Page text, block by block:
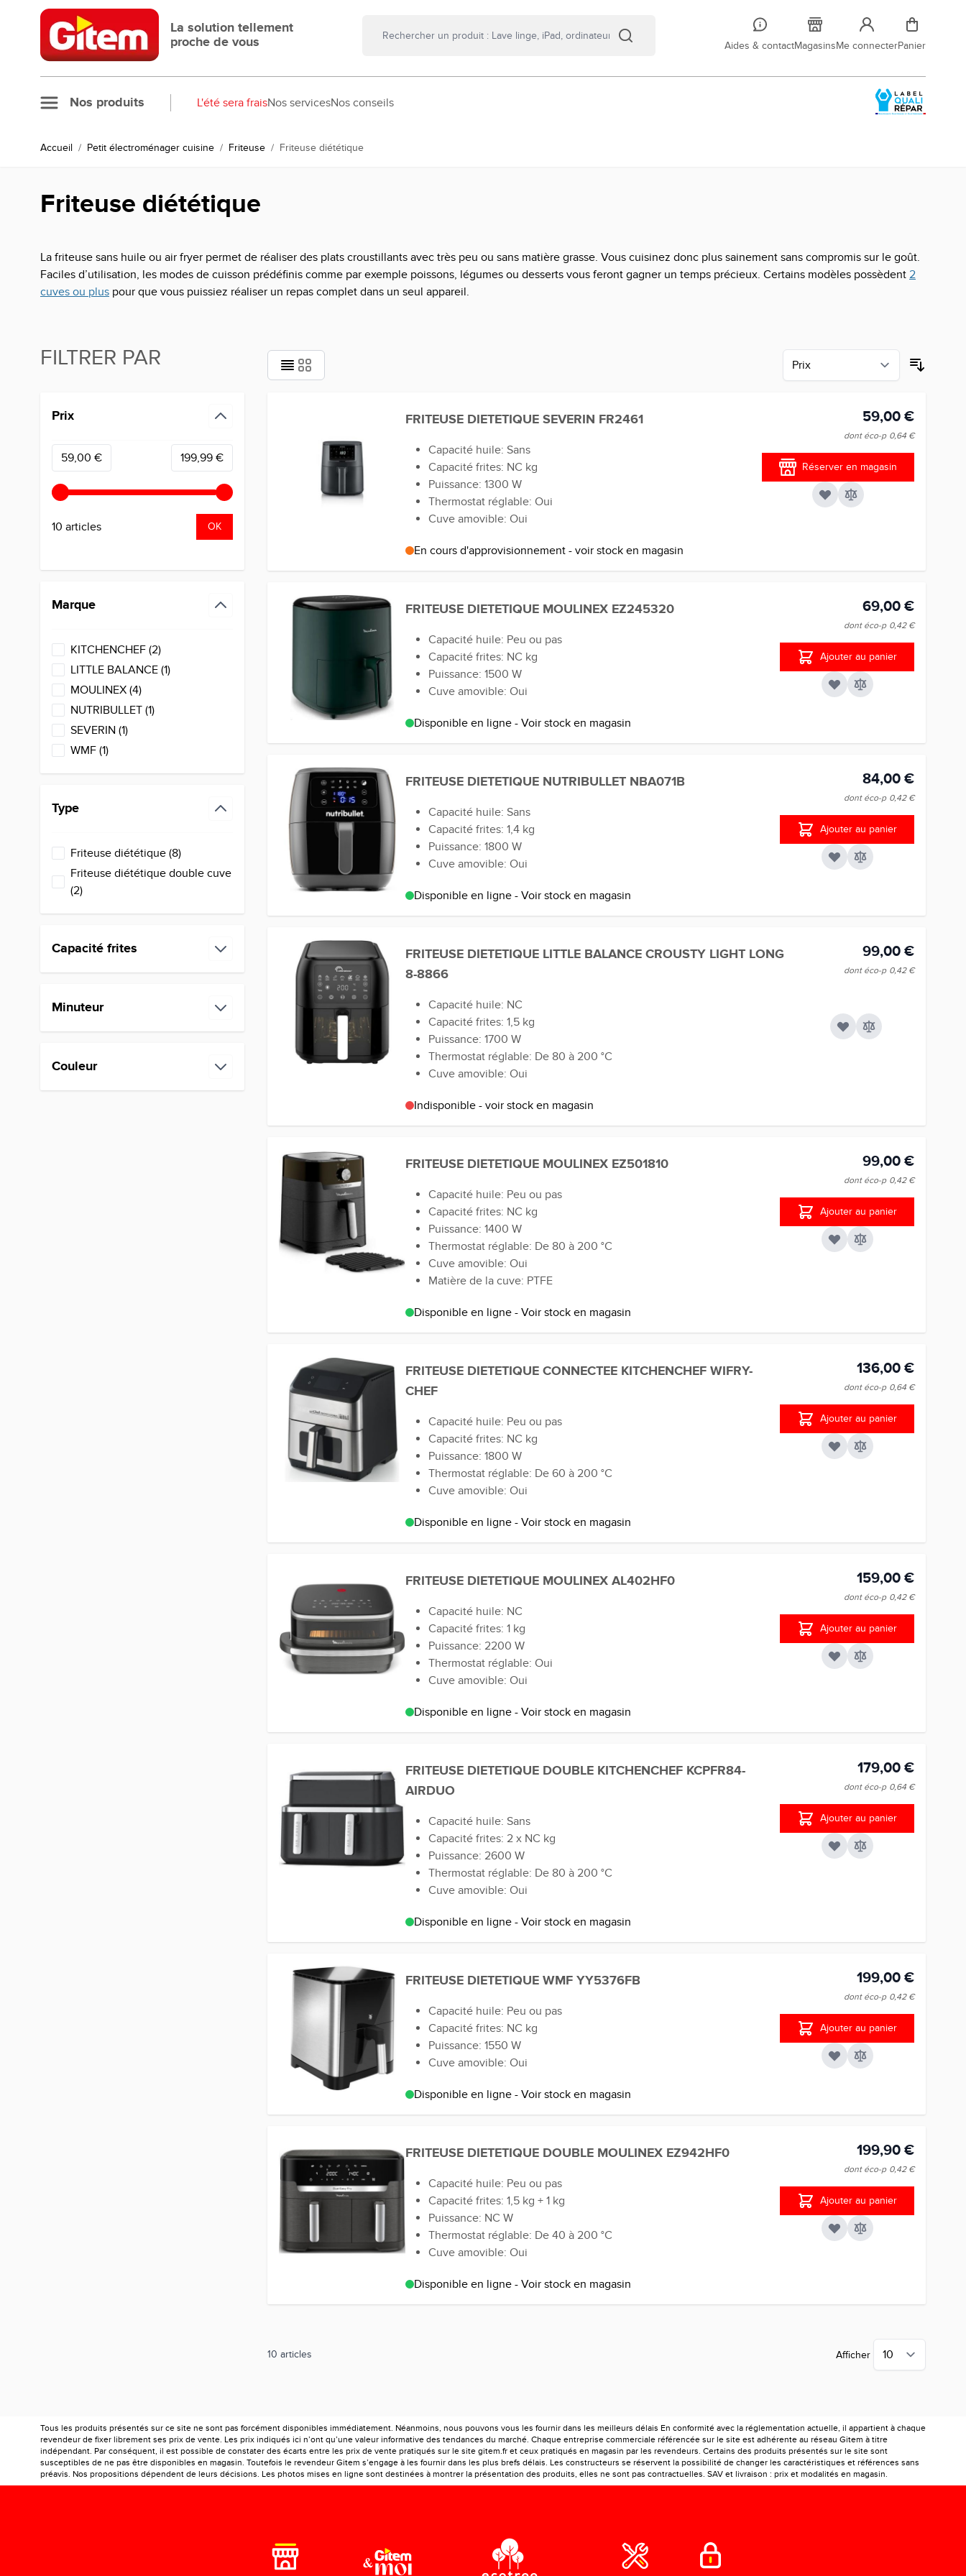
Allez au contenu
La solution tellement
proche de vous
Aides & contactMagasinsMe connecterPanier
Nos produits L'été sera fraisNos servicesNos conseils
Accueil / Petit électroménager cuisine / Friteuse / Friteuse diététique
Friteuse diététique
La friteuse sans huile ou air fryer permet de réaliser des plats croustillants avec très peu ou sans matière grasse. Vous cuisinez donc plus sainement sans compromis sur le goût.
Faciles d’utilisation, les modes de cuisson prédéfinis comme par exemple poissons, légumes ou desserts vous feront gagner un temps précieux. Certains modèles possèdent 2
cuves ou plus pour que vous puissiez réaliser un repas complet dans un seul appareil.
FILTRER PAR
Prix
Minimum value
59,00 € Valeur maximale
199,99 €
10 articles OK
Marque
KITCHENCHEF (2products available
)
LITTLE BALANCE (1products available
)
MOULINEX (4products available
)
NUTRIBULLET (1products available
)
SEVERIN (1products available
)
WMF (1products available
)
Type
Friteuse diététique (8products available
)
Friteuse diététique double cuve
(2products available
)
Capacité frites
Minuteur
Couleur
FRITEUSE DIETETIQUE SEVERIN FR2461
Capacité huile: Sans
Capacité frites: NC kg
Puissance: 1300 W
Thermostat réglable: Oui
Cuve amovible: Oui
En cours d'approvisionnement - voir stock en magasin
59,00 €
dont éco-p 0,64 €
Réserver en magasin
FRITEUSE DIETETIQUE MOULINEX EZ245320
Capacité huile: Peu ou pas
Capacité frites: NC kg
Puissance: 1500 W
Cuve amovible: Oui
Disponible en ligne - Voir stock en magasin
69,00 €
dont éco-p 0,42 €
Ajouter au panier
FRITEUSE DIETETIQUE NUTRIBULLET NBA071B
Capacité huile: Sans
Capacité frites: 1,4 kg
Puissance: 1800 W
Cuve amovible: Oui
Disponible en ligne - Voir stock en magasin
84,00 €
dont éco-p 0,42 €
Ajouter au panier
FRITEUSE DIETETIQUE LITTLE BALANCE CROUSTY LIGHT LONG
8-8866
Capacité huile: NC
Capacité frites: 1,5 kg
Puissance: 1700 W
Thermostat réglable: De 80 à 200 °C
Cuve amovible: Oui
Indisponible - voir stock en magasin
99,00 €
dont éco-p 0,42 €
FRITEUSE DIETETIQUE MOULINEX EZ501810
Capacité huile: Peu ou pas
Capacité frites: NC kg
Puissance: 1400 W
Thermostat réglable: De 80 à 200 °C
Cuve amovible: Oui
Matière de la cuve: PTFE
Disponible en ligne - Voir stock en magasin
99,00 €
dont éco-p 0,42 €
Ajouter au panier
FRITEUSE DIETETIQUE CONNECTEE KITCHENCHEF WIFRY-
CHEF
Capacité huile: Peu ou pas
Capacité frites: NC kg
Puissance: 1800 W
Thermostat réglable: De 60 à 200 °C
Cuve amovible: Oui
Disponible en ligne - Voir stock en magasin
136,00 €
dont éco-p 0,64 €
Ajouter au panier
FRITEUSE DIETETIQUE MOULINEX AL402HF0
Capacité huile: NC
Capacité frites: 1 kg
Puissance: 2200 W
Thermostat réglable: Oui
Cuve amovible: Oui
Disponible en ligne - Voir stock en magasin
159,00 €
dont éco-p 0,42 €
Ajouter au panier
FRITEUSE DIETETIQUE DOUBLE KITCHENCHEF KCPFR84-
AIRDUO
Capacité huile: Sans
Capacité frites: 2 x NC kg
Puissance: 2600 W
Thermostat réglable: De 80 à 200 °C
Cuve amovible: Oui
Disponible en ligne - Voir stock en magasin
179,00 €
dont éco-p 0,64 €
Ajouter au panier
FRITEUSE DIETETIQUE WMF YY5376FB
Capacité huile: Peu ou pas
Capacité frites: NC kg
Puissance: 1550 W
Cuve amovible: Oui
Disponible en ligne - Voir stock en magasin
199,00 €
dont éco-p 0,42 €
Ajouter au panier
FRITEUSE DIETETIQUE DOUBLE MOULINEX EZ942HF0
Capacité huile: Peu ou pas
Capacité frites: 1,5 kg + 1 kg
Puissance: NC W
Thermostat réglable: De 40 à 200 °C
Cuve amovible: Oui
Disponible en ligne - Voir stock en magasin
199,90 €
dont éco-p 0,42 €
Ajouter au panier
10 articles Afficher
Tous les produits présentés sur ce site ne sont pas forcément disponibles immédiatement. Néanmoins, nous pouvons vous les fournir dans les meilleurs délais En conformité avec la réglementation actuelle, il appartient à chaque
revendeur de fixer librement ses prix de vente. Les prix indiqués ici n’ont qu’une valeur informative des tendances du marché. Chaque entreprise commerciale référencée sur le site est adhérente au réseau Gitem à titre
indépendant. Par conséquent, il est possible de constater des écarts entre les prix de vente pratiqués sur le site gitem.fr et ceux pratiqués en magasin par les revendeurs. Certains des produits présentés sur le site sont
susceptibles de ne pas être disponibles en magasin. Toutefois le revendeur Gitem s’engage à les fournir dans les plus brefs délais. Les constructeurs se réservent la possibilité de changer les caractéristiques et références sans
préavis. Nos propositions dépendent de leurs décisions. Les photos mises en ligne sont destinées à montrer la présentation des produits, elles ne sont pas contractuelles. SAV et livraison : prix et modalités en magasin.